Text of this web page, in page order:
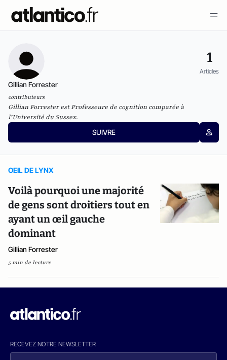
1
Articles
Gillian Forrester
contributeurs
Gillian Forrester est Professeure de cognition comparée à
l’Université du Sussex.
SUIVRE
OEIL DE LYNX
Voilà pourquoi une majorité
de gens sont droitiers tout en
ayant un œil gauche
dominant
Gillian Forrester
5 min de lecture
RECEVEZ NOTRE NEWSLETTER